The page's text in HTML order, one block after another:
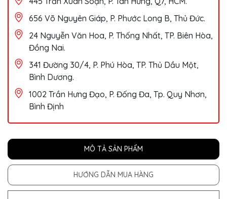
656 Võ Nguyên Giáp, P. Phước Long B, Thủ Đức.
24 Nguyễn Văn Hoa, P. Thống Nhất, TP. Biên Hòa,
Đồng Nai.
341 Đường 30/4, P. Phú Hòa, TP. Thủ Dầu Một,
Bình Dương.
1002 Trần Hưng Đạo, P. Đống Đa, Tp. Quy Nhơn,
Bình Định
MÔ TẢ SẢN PHẨM
HƯỚNG DẪN MUA HÀNG